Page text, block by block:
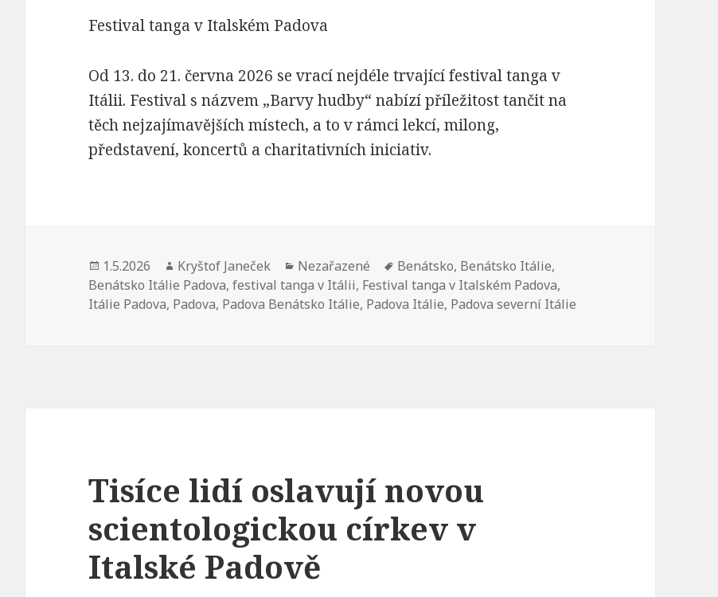
Festival tanga v Italském Padova
Od 13. do 21. června 2026 se vrací nejdéle trvající festival tanga v
Itálii. Festival s názvem „Barvy hudby“ nabízí příležitost tančit na
těch nejzajímavějších místech, a to v rámci lekcí, milong,
představení, koncertů a charitativních iniciativ.
Publikováno:
1.5.2026 Autor:
Kryštof Janeček Rubriky:
Nezařazené Štítky:
Benátsko, Benátsko Itálie,
Benátsko Itálie Padova,festival tanga v Itálii, Festival tanga v Italském Padova,
Itálie Padova, Padova, Padova Benátsko Itálie, Padova Itálie, Padova severní Itálie
Tisíce lidí oslavují novou
scientologickou církev v
Italské Padově